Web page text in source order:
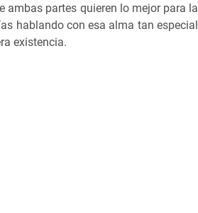
ambas partes quieren lo mejor para la
hablando con esa alma tan especial
existencia.